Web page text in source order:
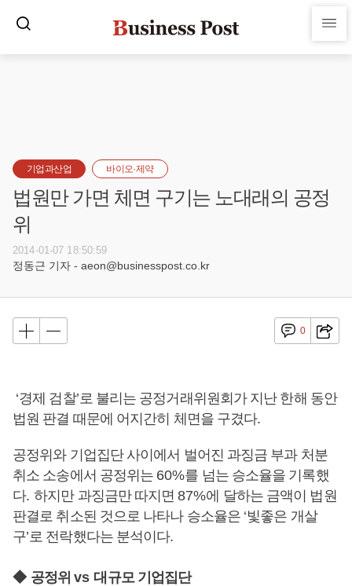
기업과산업 바이오·제약
법원만 가면 체면 구기는 노대래의 공정
위
2014-01-07 18:50:59
정동근 기자 - aeon@businesspost.co.kr
0
‘경제 검찰’로 불리는 공정거래위원회가 지난 한해 동안
법원 판결 때문에 어지간히 체면을 구겼다.
공정위와 기업집단 사이에서 벌어진 과징금 부과 처분
취소 소송에서 공정위는 60%를 넘는 승소율을 기록했
다.하지만 과징금만 따지면87%에 달하는 금액이 법원
판결로 취소된 것으로 나타나 승소율은 ‘빛좋은 개살
구’로 전락했다는 분석이다.
◆ 공정위vs 대규모 기업집단